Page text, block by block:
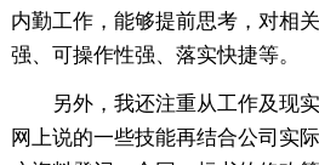
内勤工作，能够提前思考，对相
强、可操作性强、落实快捷等。
另外，我还注重从工作及现实
网上说的一些技能再结合公司实